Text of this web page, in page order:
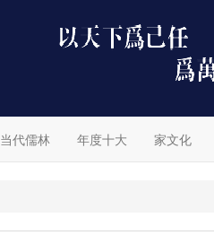
当代儒林 年度十大 家文化